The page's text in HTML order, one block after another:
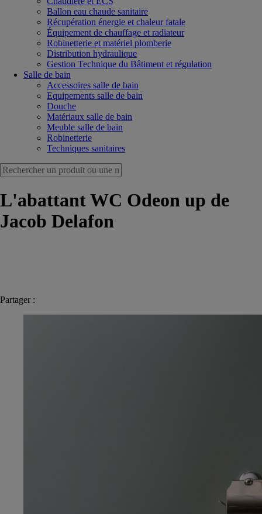
Ballon eau chaude sanitaire
Récupération énergie et chaleur fatale
Équipement de chauffage et radiateur
Robinetterie et matériel plomberie
Distribution hydraulique
Gestion Technique du Bâtiment et régulation
Salle de bain
Accessoires salle de bain
Equipements salle de bain
Douche
Matériaux salle de bain
Meuble salle de bain
Robinetterie
Techniques sanitaires
L'abattant WC Odeon up de
Jacob Delafon
Partager :